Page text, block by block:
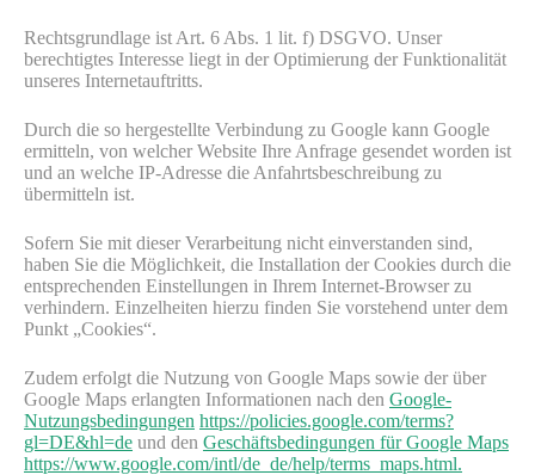
Rechtsgrundlage ist Art. 6 Abs. 1 lit. f) DSGVO. Unser
berechtigtes Interesse liegt in der Optimierung der Funktionalität
unseres Internetauftritts.
Durch die so hergestellte Verbindung zu Google kann Google
ermitteln, von welcher Website Ihre Anfrage gesendet worden ist
und an welche IP-Adresse die Anfahrtsbeschreibung zu
übermitteln ist.
Sofern Sie mit dieser Verarbeitung nicht einverstanden sind,
haben Sie die Möglichkeit, die Installation der Cookies durch die
entsprechenden Einstellungen in Ihrem Internet-Browser zu
verhindern. Einzelheiten hierzu finden Sie vorstehend unter dem
Punkt „Cookies“.
Zudem erfolgt die Nutzung von Google Maps sowie der über
Google Maps erlangten Informationen nach den Google-
Nutzungsbedingungen https://policies.google.com/terms?
gl=DE&hl=de und den Geschäftsbedingungen für Google Maps
https://www.google.com/intl/de_de/help/terms_maps.html.